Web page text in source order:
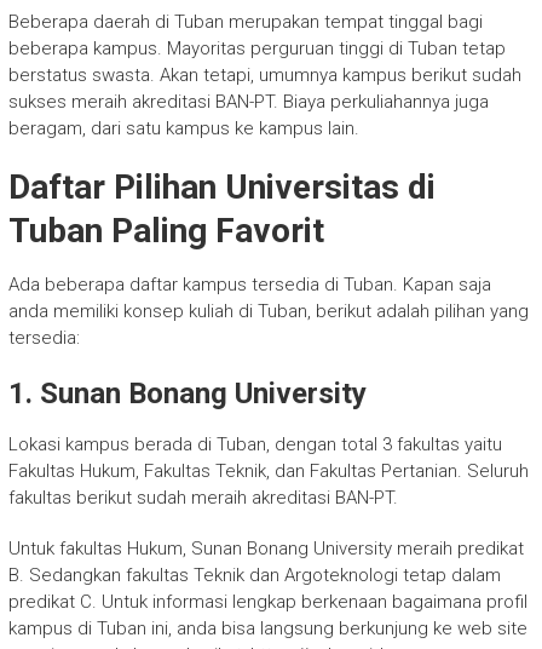
Beberapa daerah di Tuban merupakan tempat tinggal bagi
beberapa kampus. Mayoritas perguruan tinggi di Tuban tetap
berstatus swasta. Akan tetapi, umumnya kampus berikut sudah
sukses meraih akreditasi BAN-PT. Biaya perkuliahannya juga
beragam, dari satu kampus ke kampus lain.
Daftar Pilihan Universitas di
Tuban Paling Favorit
Ada beberapa daftar kampus tersedia di Tuban. Kapan saja
anda memiliki konsep kuliah di Tuban, berikut adalah pilihan yang
tersedia:
1. Sunan Bonang University
Lokasi kampus berada di Tuban, dengan total 3 fakultas yaitu
Fakultas Hukum, Fakultas Teknik, dan Fakultas Pertanian. Seluruh
fakultas berikut sudah meraih akreditasi BAN-PT.
Untuk fakultas Hukum, Sunan Bonang University meraih predikat
B. Sedangkan fakultas Teknik dan Argoteknologi tetap dalam
predikat C. Untuk informasi lengkap berkenaan bagaimana profil
kampus di Tuban ini, anda bisa langsung berkunjung ke web site